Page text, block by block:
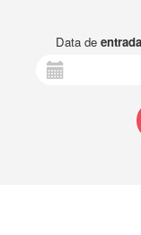
Data de entrada